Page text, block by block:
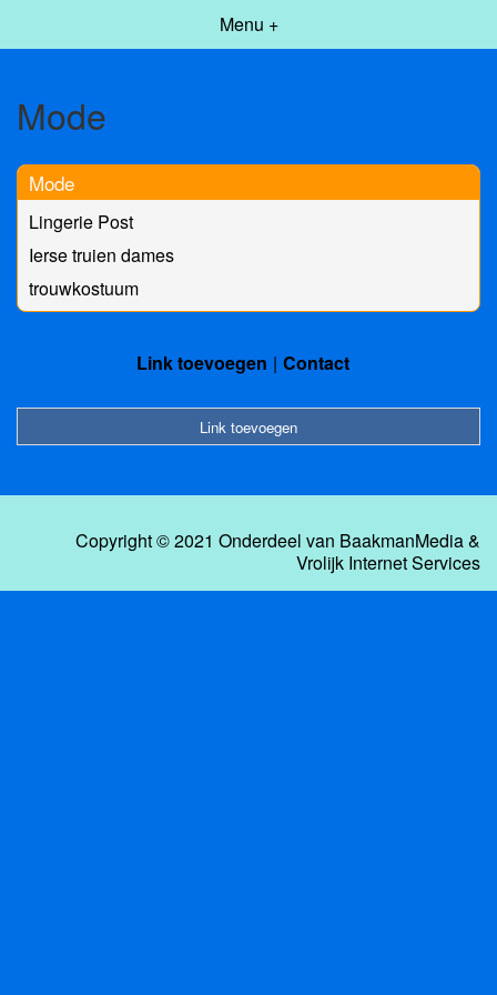
Menu +
Mode
Mode
Lingerie Post
Ierse truien dames
trouwkostuum
Link toevoegen Contact
Link toevoegen
Copyright © 2021 Onderdeel van BaakmanMedia&
Vrolijk Internet Services